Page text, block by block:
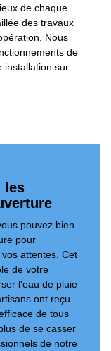
de chaque
des travaux
Nous
de
installation sur
les
pouvez bien
pour
attentes. Cet
de votre
l'eau de pluie
ont reçu
de tous
de se casser
de notre